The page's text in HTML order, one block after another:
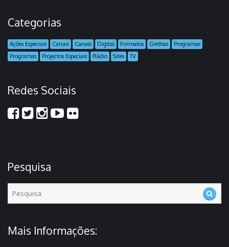
Categorias
Ações Especiais Canais Canais Digital Formatos Grelhas
Programas
Programas
Projectos Especiais Rádio Sites TV
Redes Sociais
Pesquisa
Mais Informações: